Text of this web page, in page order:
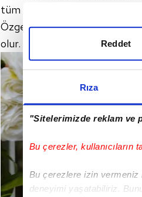
Rıza
"Sitelerimizde reklam ve
Bu çerezler, kullanıcıların
Bu çerezlere izin
deneyimi yaşatabiliriz.
Reddet
tüm dengeleri alt üst eder.
Özge olmak üzere herkesin
olur. Artık hiç kimse için hiçbir